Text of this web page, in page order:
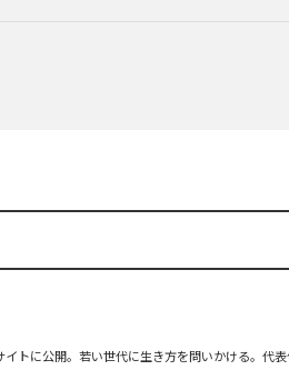
トに公開。若い世代に生き方を問いかける。代表